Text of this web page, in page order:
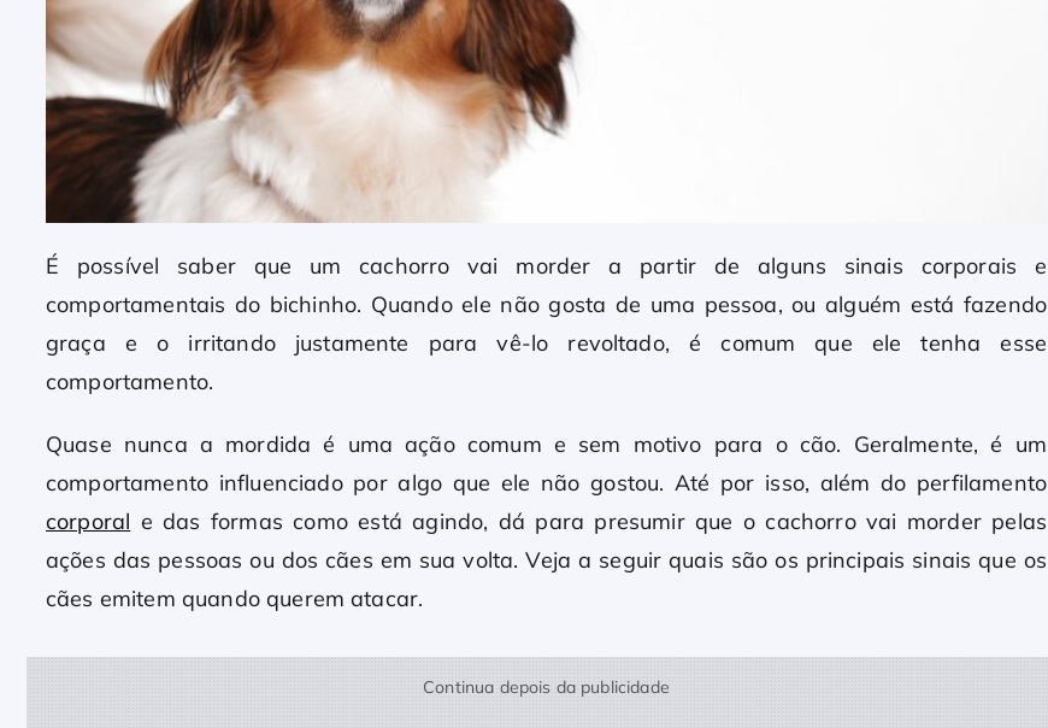
É possível saber que um cachorro vai morder a partir de alguns sinais corporais e
comportamentais do bichinho. Quando ele não gosta de uma pessoa, ou alguém está fazendo
graça e o irritando justamente para vê-lo revoltado, é comum que ele tenha esse
comportamento.
Quase nunca a mordida é uma ação comum e sem motivo para o cão. Geralmente, é um
comportamento influenciado por algo que ele não gostou. Até por isso, além do perfilamento
corporal e das formas como está agindo, dá para presumir que o cachorro vai morder pelas
ações das pessoas ou dos cães em sua volta. Veja a seguir quais são os principais sinais que os
cães emitem quando querem atacar.
Continua depois da publicidade